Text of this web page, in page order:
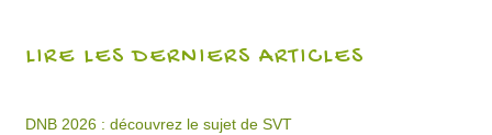
LIRE LES DERNIERS ARTICLES
DNB 2026 : découvrez le sujet de SVT